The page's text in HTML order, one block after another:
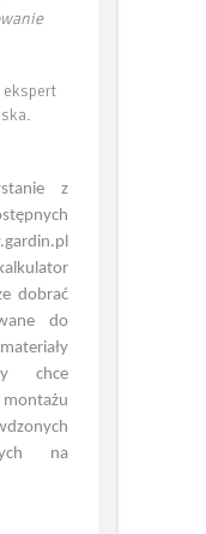
z
dobrać
do
chce
na